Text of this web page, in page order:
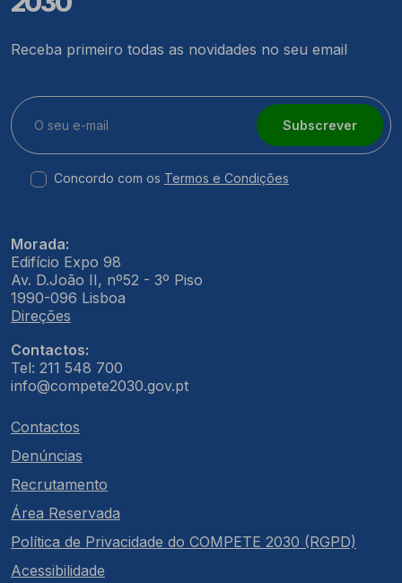
Receba primeiro todas as novidades no seu email
Subscrever
Concordo com os Termos e Condições
Morada:
Edifício Expo 98
Av. D.João II, nº52 - 3º Piso
1990-096 Lisboa
Direções
Contactos:
Tel: 211 548 700
info@compete2030.gov.pt
Contactos
Denúncias
Recrutamento
Área Reservada
Política de Privacidade do COMPETE 2030 (RGPD)
Acessibilidade